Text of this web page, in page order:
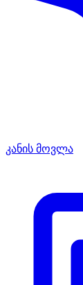
კანის მოვლა